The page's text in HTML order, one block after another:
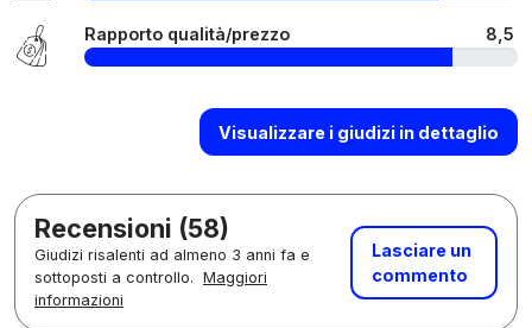
Rapporto qualità/prezzo 8,5
Visualizzare i giudizi in dettaglio
Recensioni (58)
Giudizi risalenti ad almeno 3 anni fa e
sottoposti a controllo. Maggiori
informazioni
Lasciare un
commento